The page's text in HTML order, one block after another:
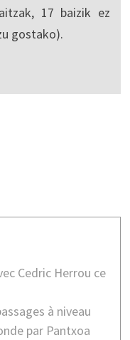
17 baizik ez
gostako).
Cedric Herrou ce
à niveau
par Pantxoa